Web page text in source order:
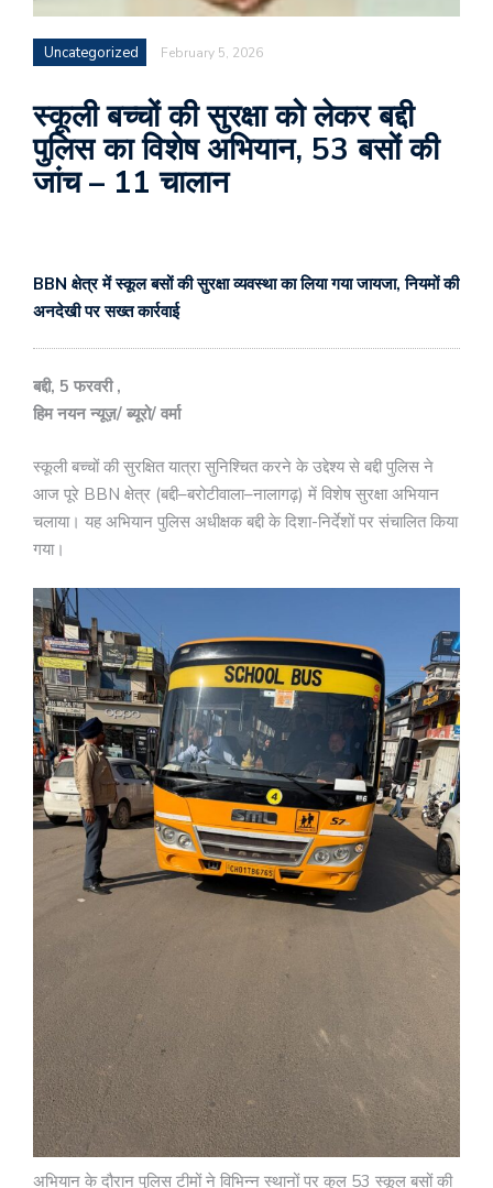
Uncategorized February 5, 2026
स्कूली बच्चों की सुरक्षा को लेकर बद्दी
पुलिस का विशेष अभियान, 53 बसों की
जांच – 11 चालान
BBN क्षेत्र में स्कूल बसों की सुरक्षा व्यवस्था का लिया गया जायजा, नियमों की
अनदेखी पर सख्त कार्रवाई
बद्दी, 5 फरवरी ,
हिम नयन न्यूज़/ ब्यूरो/ वर्मा
स्कूली बच्चों की सुरक्षित यात्रा सुनिश्चित करने के उद्देश्य से बद्दी पुलिस ने
आज पूरे BBN क्षेत्र (बद्दी–बरोटीवाला–नालागढ़) में विशेष सुरक्षा अभियान
चलाया। यह अभियान पुलिस अधीक्षक बद्दी के दिशा-निर्देशों पर संचालित किया
गया।
अभियान के दौरान पुलिस टीमों ने विभिन्न स्थानों पर कुल 53 स्कूल बसों की